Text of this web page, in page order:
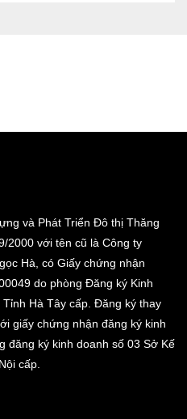
và Phát Triển Đô thị Thăng
2000 với tên cũ là Công ty
Hà, có Giấy chứng nhận
do phòng Đăng ký Kinh
Hà Tây cấp. Đăng ký thay
giấy chứng nhận đăng ký kinh
đăng ký kinh doanh số 03 Sở Kế
cấp.